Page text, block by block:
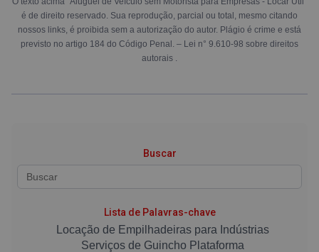
é de direito reservado. Sua reprodução, parcial ou total, mesmo citando
nossos links, é proibida sem a autorização do autor. Plágio é crime e está
previsto no artigo 184 do Código Penal. – Lei n° 9.610-98 sobre direitos
autorais .
Buscar
Lista de Palavras-chave
Locação de Empilhadeiras para Indústrias
Serviços de Guincho Plataforma